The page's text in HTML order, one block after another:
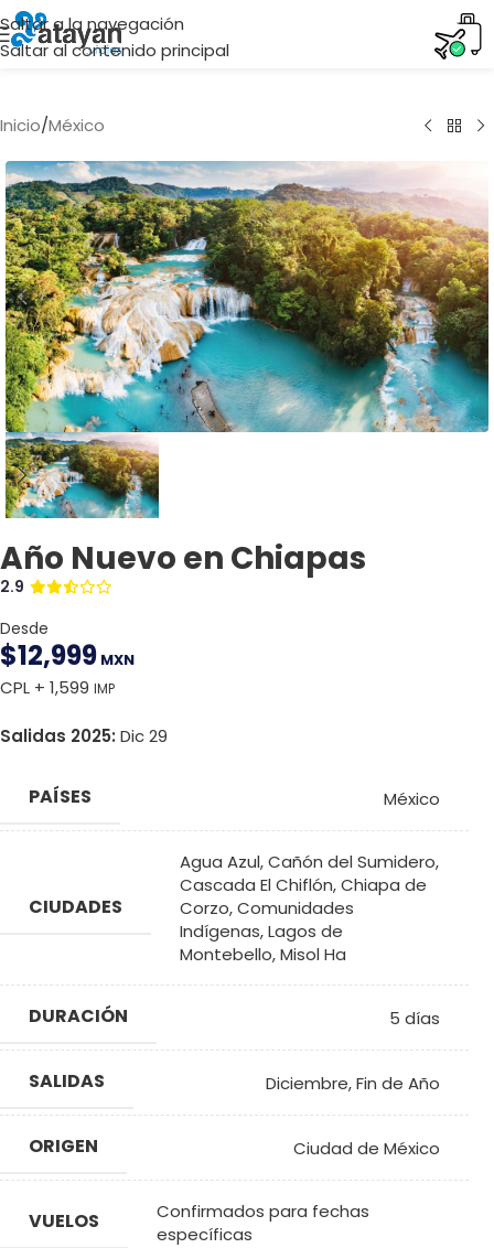
Saltar a la navegación
Saltar al contenido principal
Inicio/México
Año Nuevo en Chiapas
2.9
Desde
$12,999 MXN
CPL + 1,599 IMP
Salidas 2025: Dic 29
PAÍSES México
CIUDADES
Agua Azul,Cañón del Sumidero,
Cascada El Chiflón,Chiapa de
Corzo,Comunidades
Indígenas,Lagos de
Montebello,Misol Ha
DURACIÓN 5 días
SALIDAS Diciembre,Fin de Año
ORIGEN Ciudad de México
VUELOS
Confirmados para fechas
específicas